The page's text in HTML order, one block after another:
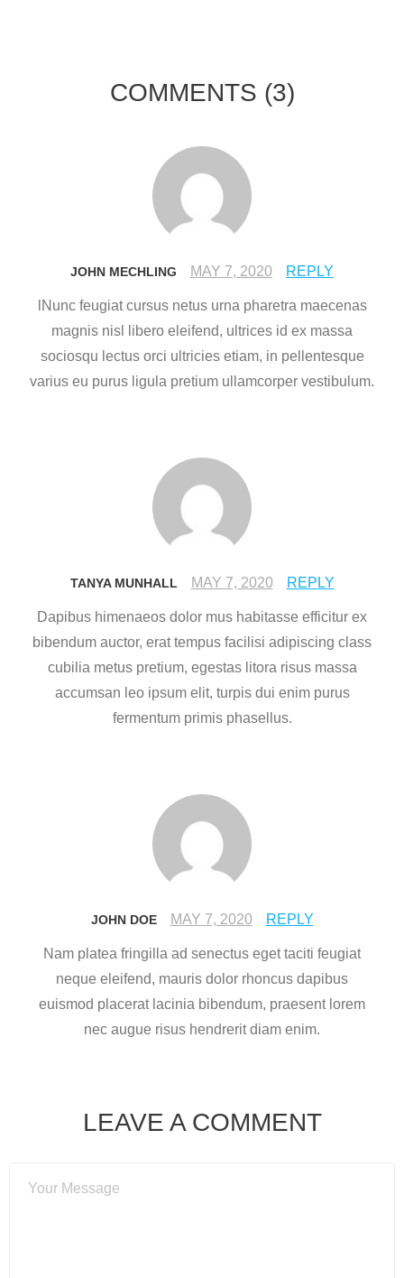
COMMENTS (3)
JOHN MECHLING MAY 7, 2020 REPLY
lNunc feugiat cursus netus urna pharetra maecenas
magnis nisl libero eleifend, ultrices id ex massa
sociosqu lectus orci ultricies etiam, in pellentesque
varius eu purus ligula pretium ullamcorper vestibulum.
TANYA MUNHALL MAY 7, 2020 REPLY
Dapibus himenaeos dolor mus habitasse efficitur ex
bibendum auctor, erat tempus facilisi adipiscing class
cubilia metus pretium, egestas litora risus massa
accumsan leo ipsum elit, turpis dui enim purus
fermentum primis phasellus.
JOHN DOE MAY 7, 2020 REPLY
Nam platea fringilla ad senectus eget taciti feugiat
neque eleifend, mauris dolor rhoncus dapibus
euismod placerat lacinia bibendum, praesent lorem
nec augue risus hendrerit diam enim.
LEAVE A COMMENT